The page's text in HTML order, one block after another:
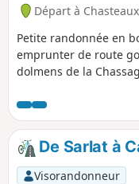
Départ à
Petite randonnée en
emprunter de route
dolmens de la
de Ladou en
jusqu'au Puy
du château de Couzage.
De Sarlat à
Visorandonneur